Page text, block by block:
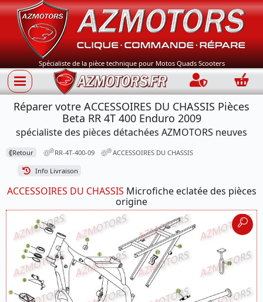
Spécialiste de la pièce technique pour Motos Quads Scooters
Connection
Réparer votre ACCESSOIRES DU CHASSIS Pièces
Beta RR 4T 400 Enduro 2009
spécialiste des pièces détachées AZMOTORS neuves
⟪Retour RR-4T-400-09 ACCESSOIRES DU CHASSIS
Info Livraison
ACCESSOIRES DU CHASSIS Microfiche eclatée des pièces
origine